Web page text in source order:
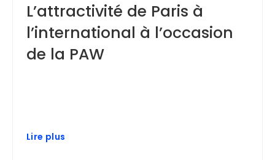
L’attractivité de Paris à
l’international à l’occasion
de la PAW
Lire plus